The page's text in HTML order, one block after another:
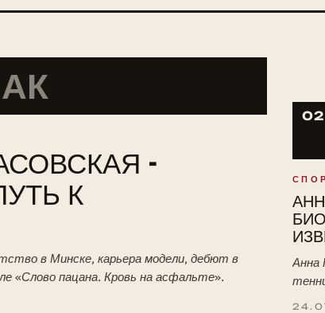
АК
-
К
в Минске, карьера модели, дебют в
«Слово пацана. Кровь на асфальте».
02
Анна